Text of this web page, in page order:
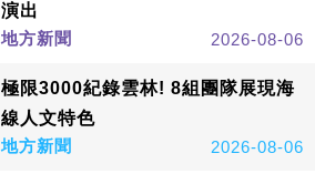
演出
地方新聞
2026-08-06
極限3000紀錄雲林! 8組團隊展現海
線人文特色
地方新聞
2026-08-06